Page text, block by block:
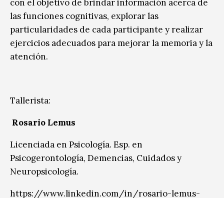
con el objetivo de brindar información acerca de
las funciones cognitivas, explorar las
particularidades de cada participante y realizar
ejercicios adecuados para mejorar la memoria y la
atención.
Tallerista:
Rosario Lemus
Licenciada en Psicología. Esp. en
Psicogerontología, Demencias, Cuidados y
Neuropsicología.
https://www.linkedin.com/in/rosario-lemus-